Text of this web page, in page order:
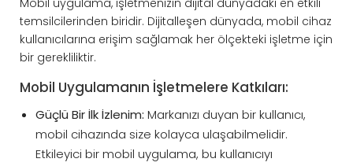
temsilcilerinden biridir. Dijitalleşen dünyada, mobil cihaz
kullanıcılarına erişim sağlamak her ölçekteki işletme için
bir gerekliliktir.
Mobil Uygulamanın İşletmelere Katkıları:
Güçlü Bir İlk İzlenim: Markanızı duyan bir kullanıcı,
mobil cihazında size kolayca ulaşabilmelidir.
Etkileyici bir mobil uygulama, bu kullanıcıyı